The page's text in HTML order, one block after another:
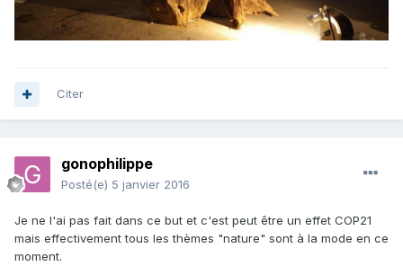
Citer
gonophilippe
Posté(e) 5 janvier 2016
Je ne l'ai pas fait dans ce but et c'est peut être un effet COP21
mais effectivement tous les thèmes "nature" sont à la mode en ce
moment.